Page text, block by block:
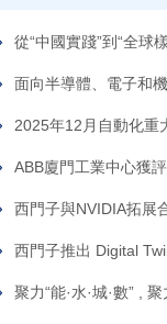
2025年12月自動化重